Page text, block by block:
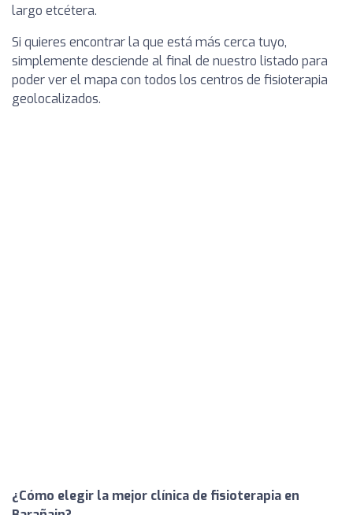
largo etcétera.
Si quieres encontrar la que está más cerca tuyo,
simplemente desciende al final de nuestro listado para
poder ver el mapa con todos los centros de fisioterapia
geolocalizados.
¿Cómo elegir la mejor clínica de fisioterapia en